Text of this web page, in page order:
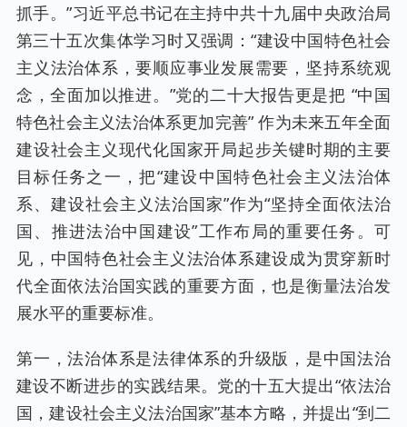
抓手。”习近平总书记在主持中共十九届中央政治局
第三十五次集体学习时又强调：“建设中国特色社会
主义法治体系，要顺应事业发展需要，坚持系统观
念，全面加以推进。”党的二十大报告更是把 “中国
特色社会主义法治体系更加完善” 作为未来五年全面
建设社会主义现代化国家开局起步关键时期的主要
目标任务之一，把“建设中国特色社会主义法治体
系、建设社会主义法治国家”作为“坚持全面依法治
国、推进法治中国建设”工作布局的重要任务。可
见，中国特色社会主义法治体系建设成为贯穿新时
代全面依法治国实践的重要方面，也是衡量法治发
展水平的重要标准。
第一，法治体系是法律体系的升级版，是中国法治
建设不断进步的实践结果。党的十五大提出“依法治
国，建设社会主义法治国家”基本方略，并提出“到二